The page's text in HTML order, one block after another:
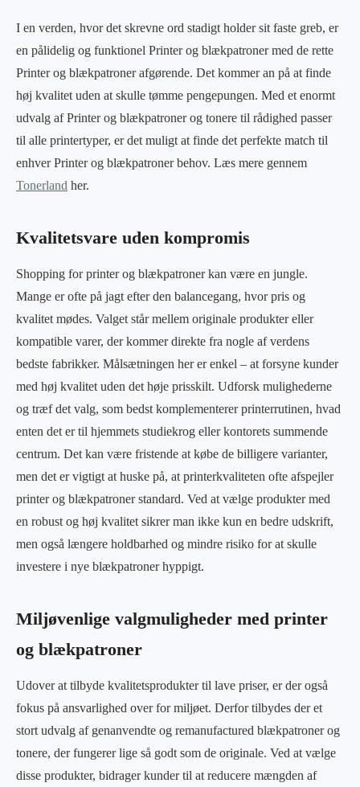
I en verden, hvor det skrevne ord stadigt holder sit faste greb, er
en pålidelig og funktionel Printer og blækpatroner med de rette
Printer og blækpatroner afgørende. Det kommer an på at finde
høj kvalitet uden at skulle tømme pengepungen. Med et enormt
udvalg af Printer og blækpatroner og tonere til rådighed passer
til alle printertyper, er det muligt at finde det perfekte match til
enhver Printer og blækpatroner behov. Læs mere gennem
Tonerland her.
Kvalitetsvare uden kompromis
Shopping for printer og blækpatroner kan være en jungle.
Mange er ofte på jagt efter den balancegang, hvor pris og
kvalitet mødes. Valget står mellem originale produkter eller
kompatible varer, der kommer direkte fra nogle af verdens
bedste fabrikker. Målsætningen her er enkel – at forsyne kunder
med høj kvalitet uden det høje prisskilt. Udforsk mulighederne
og træf det valg, som bedst komplementerer printerrutinen, hvad
enten det er til hjemmets studiekrog eller kontorets summende
centrum. Det kan være fristende at købe de billigere varianter,
men det er vigtigt at huske på, at printerkvaliteten ofte afspejler
printer og blækpatroner standard. Ved at vælge produkter med
en robust og høj kvalitet sikrer man ikke kun en bedre udskrift,
men også længere holdbarhed og mindre risiko for at skulle
investere i nye blækpatroner hyppigt.
Miljøvenlige valgmuligheder med printer
og blækpatroner
Udover at tilbyde kvalitetsprodukter til lave priser, er der også
fokus på ansvarlighed over for miljøet. Derfor tilbydes der et
stort udvalg af genanvendte og remanufactured blækpatroner og
tonere, der fungerer lige så godt som de originale. Ved at vælge
disse produkter, bidrager kunder til at reducere mængden af